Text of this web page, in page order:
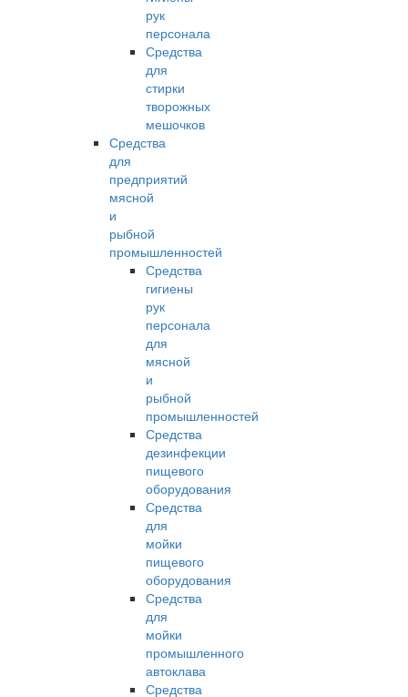
рук
персонала
Средства
для
стирки
творожных
мешочков
Средства
для
предприятий
мясной
и
рыбной
промышленностей
Средства
гигиены
рук
персонала
для
мясной
и
рыбной
промышленностей
Средства
дезинфекции
пищевого
оборудования
Средства
для
мойки
пищевого
оборудования
Средства
для
мойки
промышленного
автоклава
Средства